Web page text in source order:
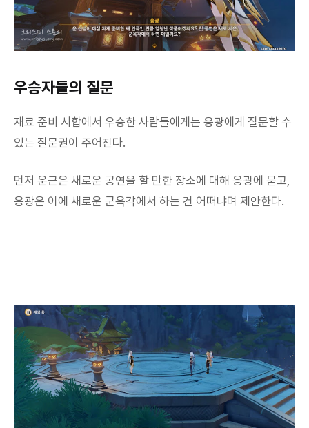
우승자들의 질문
재료 준비 시합에서 우승한 사람들에게는 응광에게 질문할 수
있는 질문권이 주어진다.
먼저 운근은 새로운 공연을 할 만한 장소에 대해 응광에 묻고,
응광은 이에 새로운 군옥각에서 하는 건 어떠냐며 제안한다.